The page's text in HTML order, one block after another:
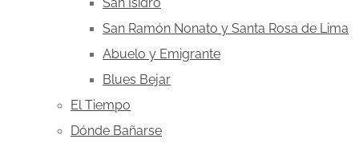
San Ramón Nonato y Santa Rosa de Lima
Abuelo y Emigrante
Blues Bejar
El Tiempo
Dónde Bañarse